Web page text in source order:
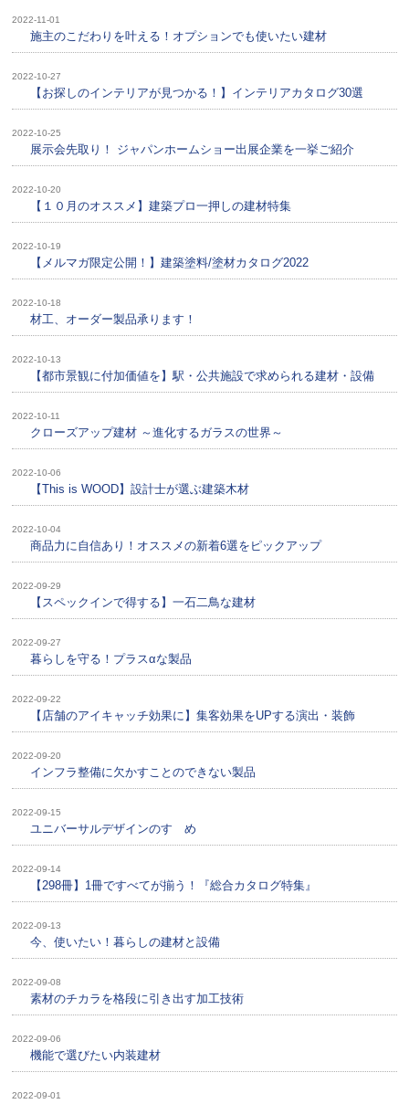
2022-11-01
施主のこだわりを叶える！オプションでも使いたい建材
2022-10-27
【お探しのインテリアが見つかる！】インテリアカタログ30選
2022-10-25
展示会先取り！ ジャパンホームショー出展企業を一挙ご紹介
2022-10-20
【１０月のオススメ】建築プロ一押しの建材特集
2022-10-19
【メルマガ限定公開！】建築塗料/塗材カタログ2022
2022-10-18
材工、オーダー製品承ります！
2022-10-13
【都市景観に付加価値を】駅・公共施設で求められる建材・設備
2022-10-11
クローズアップ建材 ～進化するガラスの世界～
2022-10-06
【This is WOOD】設計士が選ぶ建築木材
2022-10-04
商品力に自信あり！オススメの新着6選をピックアップ
2022-09-29
【スペックインで得する】一石二鳥な建材
2022-09-27
暮らしを守る！プラスαな製品
2022-09-22
【店舗のアイキャッチ効果に】集客効果をUPする演出・装飾
2022-09-20
インフラ整備に欠かすことのできない製品
2022-09-15
ユニバーサルデザインのすゝめ
2022-09-14
【298冊】1冊ですべてが揃う！『総合カタログ特集』
2022-09-13
今、使いたい！暮らしの建材と設備
2022-09-08
素材のチカラを格段に引き出す加工技術
2022-09-06
機能で選びたい内装建材
2022-09-01